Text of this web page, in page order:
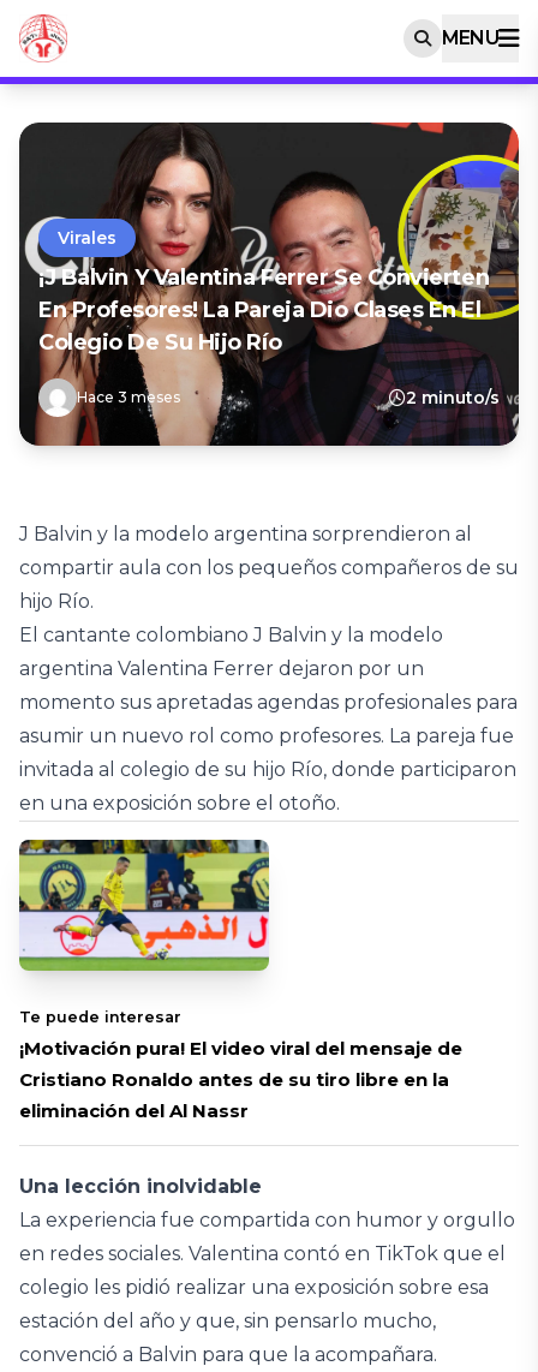
MENU
Virales
¡J Balvin Y Valentina Ferrer Se Convierten
En Profesores! La Pareja Dio Clases En El
Colegio De Su Hijo Río
Hace 3 meses 2 minuto/s
J Balvin y la modelo argentina sorprendieron al
compartir aula con los pequeños compañeros de su
hijo Río.
El cantante colombiano J Balvin y la modelo
argentina Valentina Ferrer dejaron por un
momento sus apretadas agendas profesionales para
asumir un nuevo rol como profesores. La pareja fue
invitada al colegio de su hijo Río, donde participaron
en una exposición sobre el otoño.
Te puede interesar
¡Motivación pura! El video viral del mensaje de
Cristiano Ronaldo antes de su tiro libre en la
eliminación del Al Nassr
Una lección inolvidable
La experiencia fue compartida con humor y orgullo
en redes sociales. Valentina contó en TikTok que el
colegio les pidió realizar una exposición sobre esa
estación del año y que, sin pensarlo mucho,
convenció a Balvin para que la acompañara.